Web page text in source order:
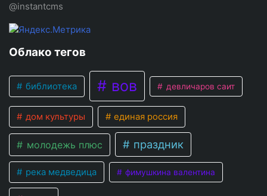
@instantcms
Облако тегов
библиотека вов девличаров саит
дом культуры единая россия
молодежь плюс праздник
река медведица фимушкина валентина